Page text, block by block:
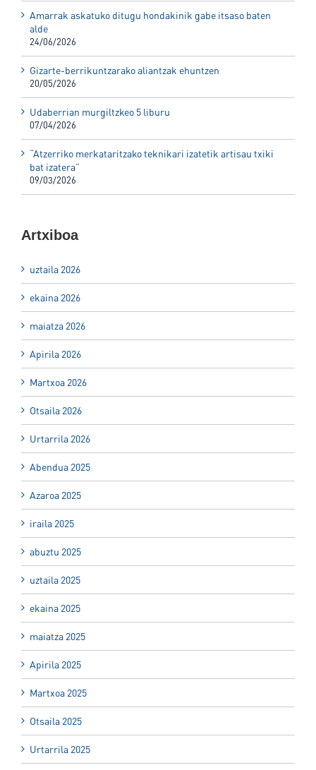
Amarrak askatuko ditugu hondakinik gabe itsaso baten
alde
24/06/2026
Gizarte-berrikuntzarako aliantzak ehuntzen
20/05/2026
Udaberrian murgiltzkeo 5 liburu
07/04/2026
“Atzerriko merkataritzako teknikari izatetik artisau txiki
bat izatera”
09/03/2026
Artxiboa
uztaila 2026
ekaina 2026
maiatza 2026
Apirila 2026
Martxoa 2026
Otsaila 2026
Urtarrila 2026
Abendua 2025
Azaroa 2025
iraila 2025
abuztu 2025
uztaila 2025
ekaina 2025
maiatza 2025
Apirila 2025
Martxoa 2025
Otsaila 2025
Urtarrila 2025